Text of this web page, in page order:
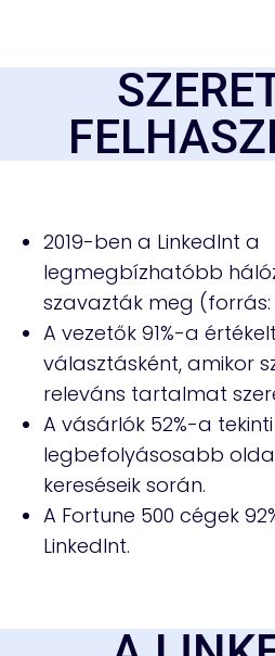
2019-ben a LinkedInt a
legmegbízhatóbb
szavazták meg (forrás:
A vezetők 91%-a
választásként, amikor
releváns tartalmat
A vásárlók 52%-a
legbefolyásosabb
kereséseik során.
A Fortune 500 cégek
LinkedInt.